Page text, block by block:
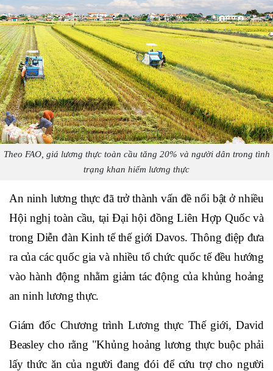
Theo FAO, giá lương thực toàn cầu tăng 20% và người dân trong tình
trạng khan hiếm lương thực
An ninh lương thực đã trở thành vấn đề nổi bật ở nhiều
Hội nghị toàn cầu, tại Đại hội đồng Liên Hợp Quốc và
trong Diễn đàn Kinh tế thế giới Davos. Thông điệp đưa
ra của các quốc gia và nhiều tổ chức quốc tế đều hướng
vào hành động nhằm giảm tác động của khủng hoảng
an ninh lương thực.
Giám đốc Chương trình Lương thực Thế giới, David
Beasley cho rằng "Khủng hoảng lương thực buộc phải
lấy thức ăn của người đang đói để cứu trợ cho người